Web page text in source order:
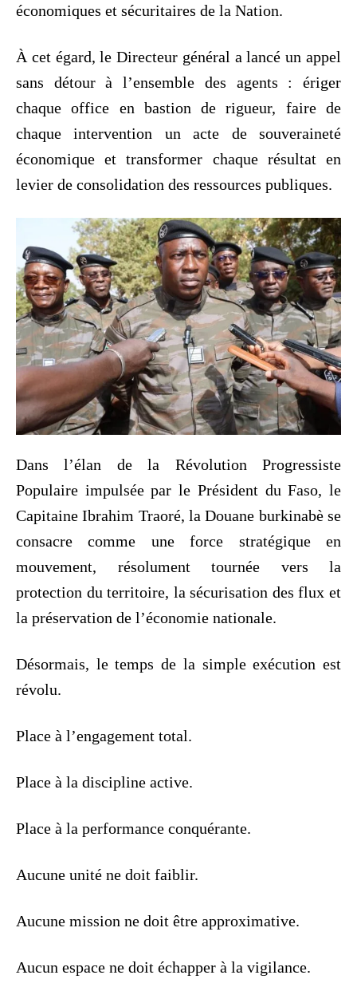
économiques et sécuritaires de la Nation.
À cet égard, le Directeur général a lancé un appel
sans détour à l’ensemble des agents : ériger
chaque office en bastion de rigueur, faire de
chaque intervention un acte de souveraineté
économique et transformer chaque résultat en
levier de consolidation des ressources publiques.
Dans l’élan de la Révolution Progressiste
Populaire impulsée par le Président du Faso, le
Capitaine Ibrahim Traoré, la Douane burkinabè se
consacre comme une force stratégique en
mouvement, résolument tournée vers la
protection du territoire, la sécurisation des flux et
la préservation de l’économie nationale.
Désormais, le temps de la simple exécution est
révolu.
Place à l’engagement total.
Place à la discipline active.
Place à la performance conquérante.
Aucune unité ne doit faiblir.
Aucune mission ne doit être approximative.
Aucun espace ne doit échapper à la vigilance.